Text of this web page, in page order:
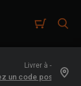
Livrer à -